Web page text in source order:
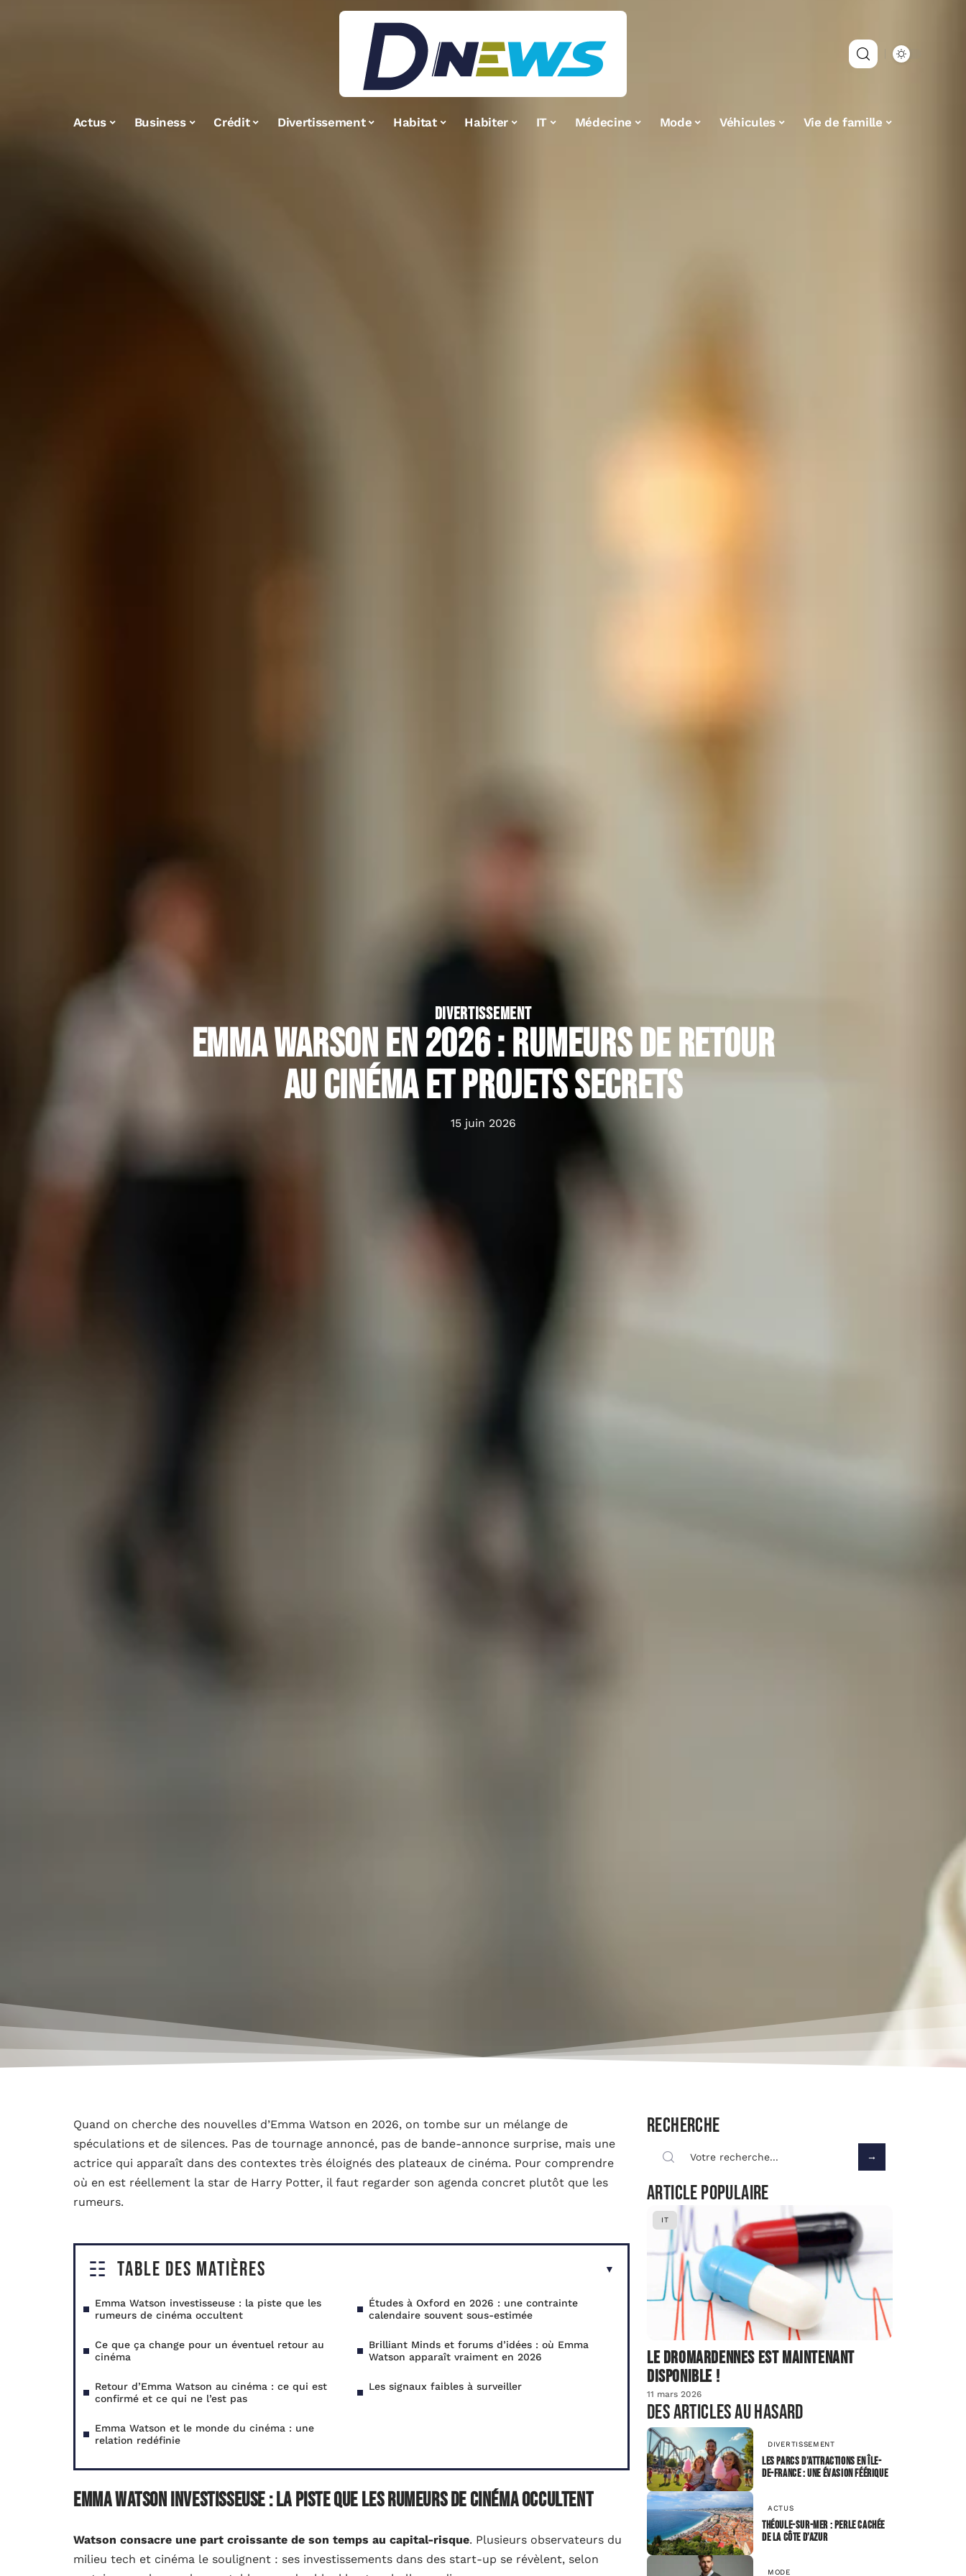
Actus Business Crédit Divertissement Habitat Habiter IT Médecine Mode Véhicules Vie de famille
DIVERTISSEMENT
Emma warson en 2026 : rumeurs de retour
au cinéma et projets secrets
15 juin 2026
Quand on cherche des nouvelles d’Emma Watson en 2026, on tombe sur un mélange de
spéculations et de silences. Pas de tournage annoncé, pas de bande-annonce surprise, mais une
actrice qui apparaît dans des contextes très éloignés des plateaux de cinéma. Pour comprendre
où en est réellement la star de Harry Potter, il faut regarder son agenda concret plutôt que les
rumeurs.
Table des matières
Emma Watson investisseuse : la piste que les
rumeurs de cinéma occultent
Études à Oxford en 2026 : une contrainte
calendaire souvent sous-estimée
Ce que ça change pour un éventuel retour au
cinéma
Brilliant Minds et forums d’idées : où Emma
Watson apparaît vraiment en 2026
Retour d’Emma Watson au cinéma : ce qui est
confirmé et ce qui ne l’est pas
Les signaux faibles à surveiller
Emma Watson et le monde du cinéma : une
relation redéfinie
Emma Watson investisseuse : la piste que les rumeurs de cinéma occultent
Watson consacre une part croissante de son temps au capital-risque. Plusieurs observateurs du
milieu tech et cinéma le soulignent : ses investissements dans des start-up se révèlent, selon
Recherche
Article populaire
IT
Le dromardennes est maintenant
disponible !
11 mars 2026
Des articles au hasard
DIVERTISSEMENT
Les parcs d’attractions en Île-
de-France : une évasion féérique
ACTUS
Théoule-sur-Mer : Perle cachée
de la Côte d’Azur
MODE